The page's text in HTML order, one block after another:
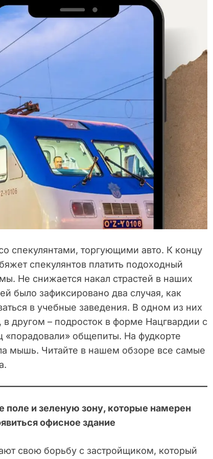
спекулянтами, торгующими авто. К концу
спекулянтов платить подоходный
Не снижается накал страстей в наших
было зафиксировано два случая, как
в учебные заведения. В одном из них
другом – подросток в форме Нацгвардии с
общепиты. На фудкорте
мышь. Читайте в нашем обзоре все самые
поле и зеленую зону, которые намерен
офисное здание
свою борьбу с застройщиком, который